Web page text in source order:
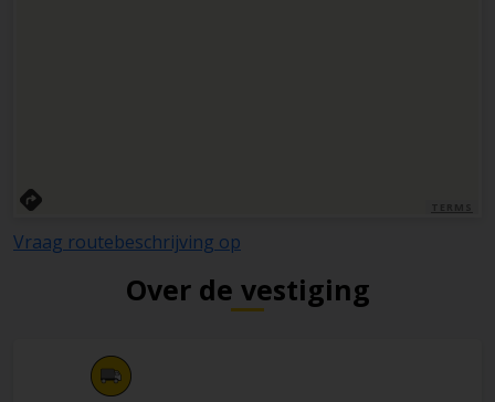
Vraag routebeschrijving op
Over de vestiging